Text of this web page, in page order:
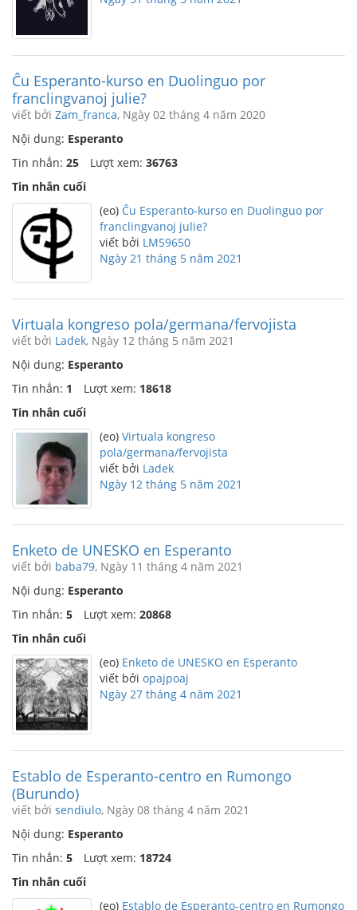
Ĉu Esperanto-kurso en Duolinguo por
franclingvanoj julie?
viết bởi Zam_franca, Ngày 02 tháng 4 năm 2020
Nội dung: Esperanto
Tin nhắn: 25 Lượt xem: 36763
Tin nhắn cuối
(eo) Ĉu Esperanto-kurso en Duolinguo por
franclingvanoj julie?
viết bởi LM59650
Ngày 21 tháng 5 năm 2021
Virtuala kongreso pola/germana/fervojista
viết bởi Ladek, Ngày 12 tháng 5 năm 2021
Nội dung: Esperanto
Tin nhắn: 1 Lượt xem: 18618
Tin nhắn cuối
(eo) Virtuala kongreso
pola/germana/fervojista
viết bởi Ladek
Ngày 12 tháng 5 năm 2021
Enketo de UNESKO en Esperanto
viết bởi baba79, Ngày 11 tháng 4 năm 2021
Nội dung: Esperanto
Tin nhắn: 5 Lượt xem: 20868
Tin nhắn cuối
(eo) Enketo de UNESKO en Esperanto
viết bởi opajpoaj
Ngày 27 tháng 4 năm 2021
Establo de Esperanto-centro en Rumongo
(Burundo)
viết bởi sendiulo, Ngày 08 tháng 4 năm 2021
Nội dung: Esperanto
Tin nhắn: 5 Lượt xem: 18724
Tin nhắn cuối
(eo) Establo de Esperanto-centro en Rumongo